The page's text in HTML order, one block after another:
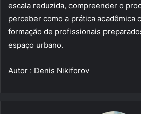
escala reduzida, compreender o
perceber como a prática acadêmica
formação de profissionais
espaço urbano.
Autor : Denis Nikiforov